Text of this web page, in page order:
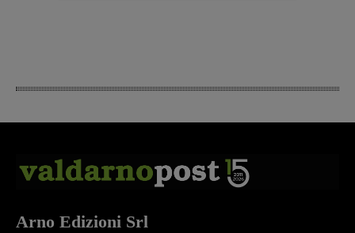
Arno Edizioni Srl